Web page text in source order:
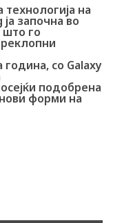
t
o
k
-
c
o
n
технологија на
започна во
што го
со Galaxy
подобрена
форми на